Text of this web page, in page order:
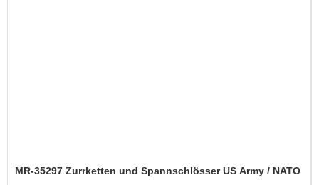
MR-35297 Zurrketten und Spannschlösser US Army / NATO